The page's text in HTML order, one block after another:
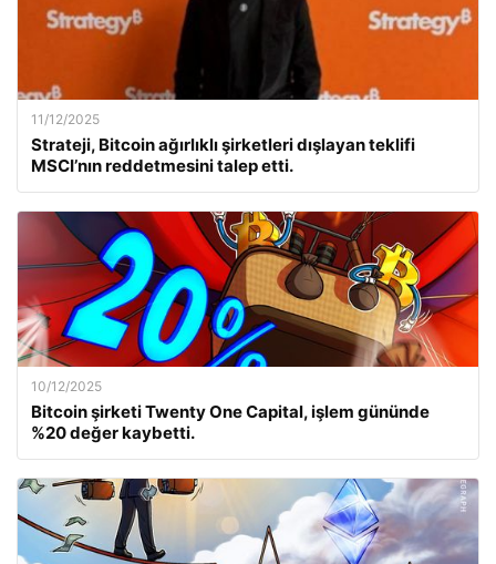
11/12/2025
Strateji, Bitcoin ağırlıklı şirketleri dışlayan teklifi
MSCI’nın reddetmesini talep etti.
10/12/2025
Bitcoin şirketi Twenty One Capital, işlem gününde
%20 değer kaybetti.